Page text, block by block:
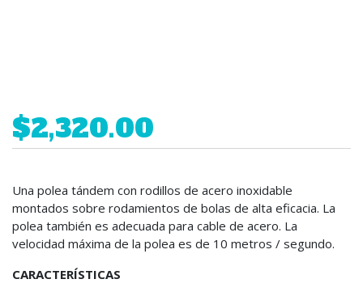
$2,320.00
Una polea tándem con rodillos de acero inoxidable
montados sobre rodamientos de bolas de alta eficacia. La
polea también es adecuada para cable de acero. La
velocidad máxima de la polea es de 10 metros / segundo.
CARACTERÍSTICAS